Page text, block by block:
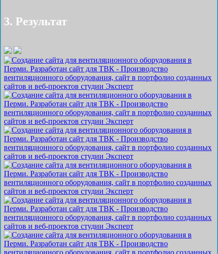
3. Результат